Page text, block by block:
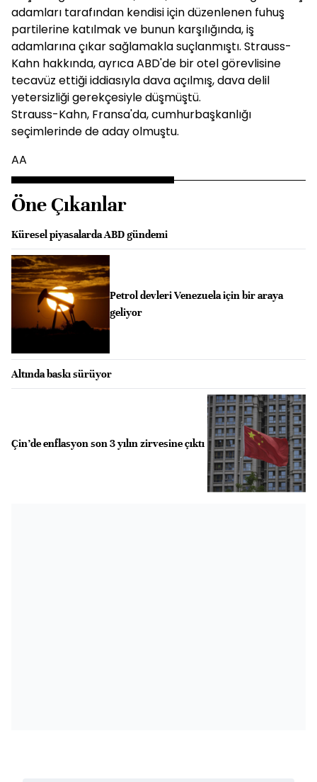
adamları tarafından kendisi için düzenlenen fuhuş
partilerine katılmak ve bunun karşılığında, iş
adamlarına çıkar sağlamakla suçlanmıştı. Strauss-
Kahn hakkında, ayrıca ABD'de bir otel görevlisine
tecavüz ettiği iddiasıyla dava açılmış, dava delil
yetersizliği gerekçesiyle düşmüştü.
Strauss-Kahn, Fransa'da, cumhurbaşkanlığı
seçimlerinde de aday olmuştu.
AA
Öne Çıkanlar
Küresel piyasalarda ABD gündemi
Petrol devleri Venezuela için bir araya
geliyor
Altında baskı sürüyor
Çin’de enflasyon son 3 yılın zirvesine çıktı